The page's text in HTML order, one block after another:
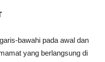
bawahi pada awal dan
yang berlangsung di